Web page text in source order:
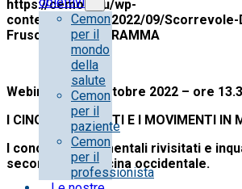
Cemon
per il
mondo
della
salute
Cemon
per il
paziente
Cemon
per il
professionista
https://cemon.eu/wp-
content/uploads/2022/09/Scorrevole-
Fruscio.pdfPROGRAMMA
Webinar 1 – 20 ottobre 2022 – ore
I CINQUE ELEMENTI E I MOVIMENTI IN
I concetti fondamentali rivisitati e
secondo la medicina occidentale.